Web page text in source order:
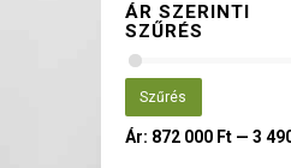
ÁR SZERINTI
SZŰRÉS
Szűrés
Ár: 872 000 Ft— 3